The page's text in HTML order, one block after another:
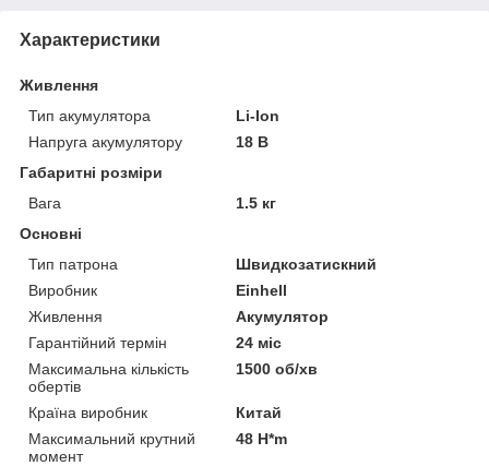
Характеристики
Живлення
Тип акумулятора
Li-Ion
Напруга акумулятору
18 В
Габаритні розміри
Вага
1.5 кг
Основні
Тип патрона
Швидкозатискний
Виробник
Einhell
Живлення
Акумулятор
Гарантійний термін
24 міс
Максимальна кількість
обертів
1500 об/хв
Країна виробник
Китай
Максимальний крутний
момент
48 H*m